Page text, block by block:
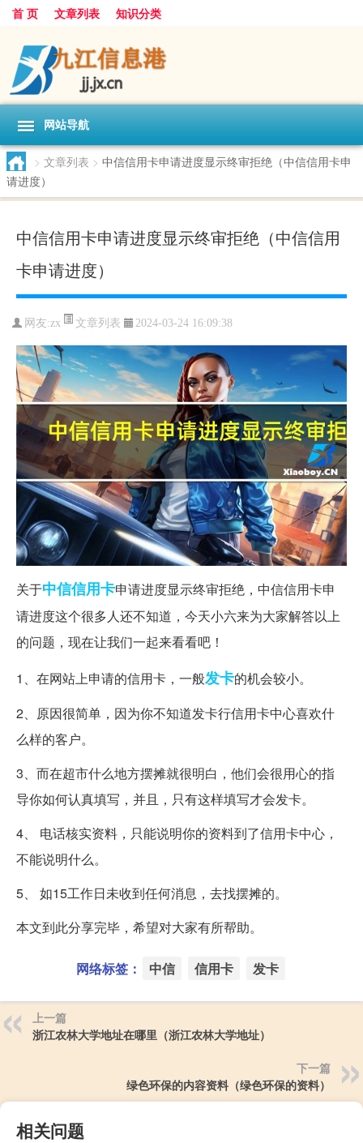
首 页 文章列表 知识分类
网站导航
> 文章列表 > 中信信用卡申请进度显示终审拒绝（中信信用卡申
请进度）
中信信用卡申请进度显示终审拒绝（中信信用
卡申请进度）
网友:zx 文章列表 2024-03-24 16:09:38
关于中信信用卡申请进度显示终审拒绝，中信信用卡申
请进度这个很多人还不知道，今天小六来为大家解答以上
的问题，现在让我们一起来看看吧！
1、在网站上申请的信用卡，一般发卡的机会较小。
2、原因很简单，因为你不知道发卡行信用卡中心喜欢什
么样的客户。
3、而在超市什么地方摆摊就很明白，他们会很用心的指
导你如何认真填写，并且，只有这样填写才会发卡。
4、 电话核实资料，只能说明你的资料到了信用卡中心，
不能说明什么。
5、 如15工作日未收到任何消息，去找摆摊的。
本文到此分享完毕，希望对大家有所帮助。
网络标签： 中信 信用卡 发卡
上一篇
浙江农林大学地址在哪里（浙江农林大学地址）
下一篇
绿色环保的内容资料（绿色环保的资料）
相关问题